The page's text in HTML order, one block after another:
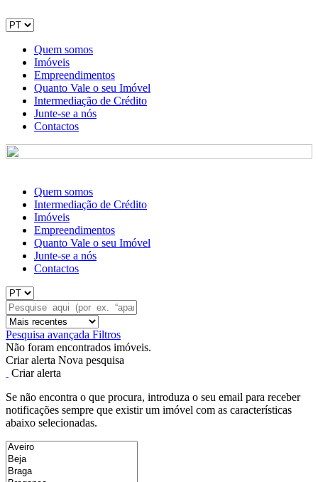
Quem somos
Imóveis
Empreendimentos
Quanto Vale o seu Imóvel
Intermediação de Crédito
Junte-se a nós
Contactos
Quem somos
Intermediação de Crédito
Imóveis
Empreendimentos
Quanto Vale o seu Imóvel
Junte-se a nós
Contactos
Pesquisa avançada Filtros
Não foram encontrados imóveis.
Criar alerta Nova pesquisa
Criar alerta
Se não encontra o que procura, introduza o seu email para receber
notificações sempre que existir um imóvel com as características
abaixo selecionadas.